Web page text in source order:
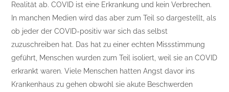
Realität ab. COVID ist eine Erkrankung und kein Verbrechen.
In manchen Medien wird das aber zum Teil so dargestellt, als
ob jeder der COVID-positiv war sich das selbst
zuzuschreiben hat. Das hat zu einer echten Missstimmung
geführt, Menschen wurden zum Teil isoliert, weil sie an COVID
erkrankt waren. Viele Menschen hatten Angst davor ins
Krankenhaus zu gehen obwohl sie akute Beschwerden